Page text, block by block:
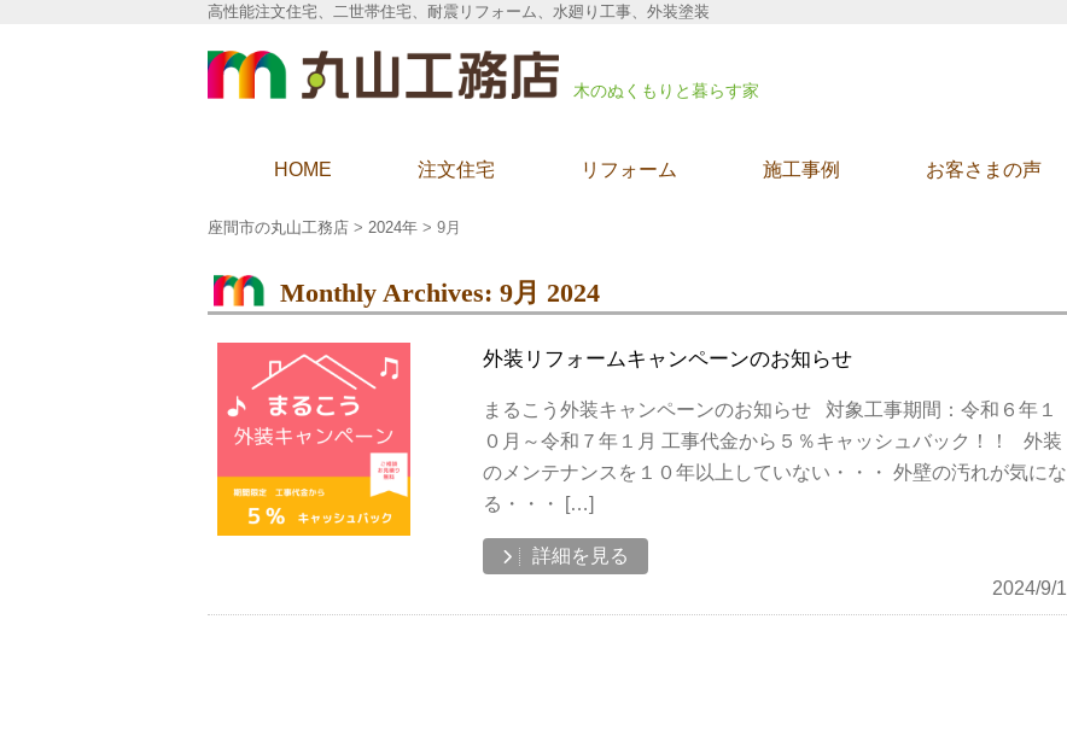
高性能注文住宅、二世帯住宅、耐震リフォーム、水廻り工事、外装塗装
座間市の丸山工務店
木のぬくもりと暮らす家
HOME 注文住宅 リフォーム 施工事例 お客さまの声
座間市の丸山工務店 > 2024年 > 9月
Monthly Archives: 9月 2024
外装リフォームキャンペーンのお知らせ
まるこう外装キャンペーンのお知らせ 対象工事期間：令和６年１
０月～令和７年１月 工事代金から５％キャッシュバック！！ 外装
のメンテナンスを１０年以上していない・・・ 外壁の汚れが気にな
る・・・ […]
詳細を見る
2024/9/1